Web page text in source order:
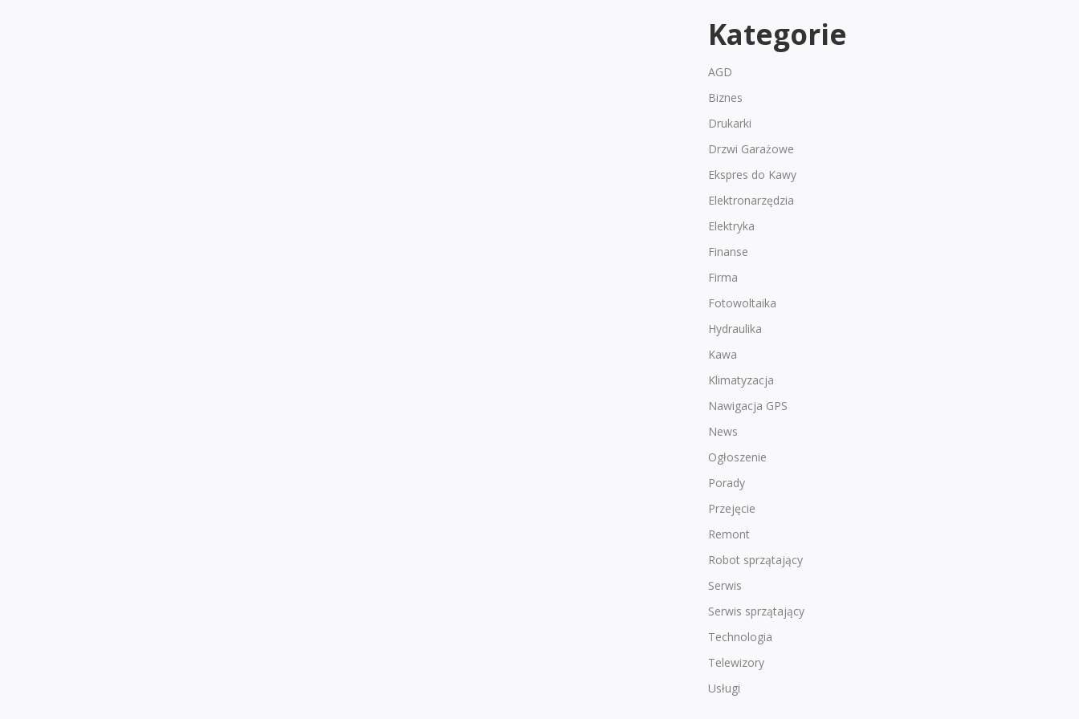
Kategorie
AGD
Biznes
Drukarki
Drzwi Garażowe
Ekspres do Kawy
Elektronarzędzia
Elektryka
Finanse
Firma
Fotowoltaika
Hydraulika
Kawa
Klimatyzacja
Nawigacja GPS
News
Ogłoszenie
Porady
Przejęcie
Remont
Robot sprzątający
Serwis
Serwis sprzątający
Technologia
Telewizory
Usługi